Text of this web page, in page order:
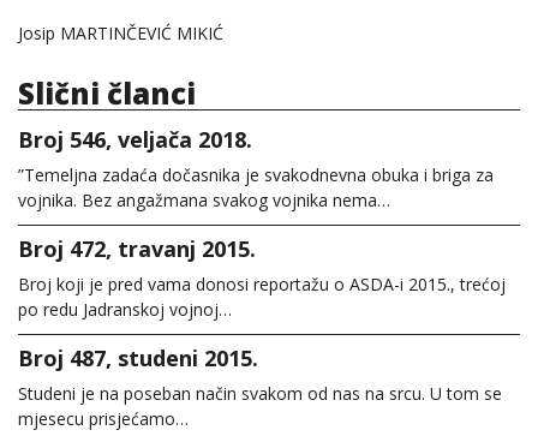
Josip MARTINČEVIĆ MIKIĆ
Slični članci
Broj 546, veljača 2018.
”Temeljna zadaća dočasnika je svakodnevna obuka i briga za
vojnika. Bez angažmana svakog vojnika nema…
Broj 472, travanj 2015.
Broj koji je pred vama donosi reportažu o ASDA-i 2015., trećoj
po redu Jadranskoj vojnoj…
Broj 487, studeni 2015.
Studeni je na poseban način svakom od nas na srcu. U tom se
mjesecu prisjećamo…